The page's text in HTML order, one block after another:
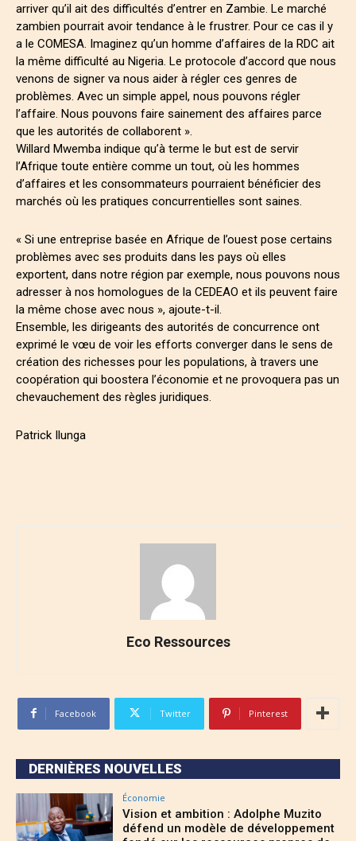
arriver qu’il ait des difficultés d’entrer en Zambie. Le marché
zambien pourrait avoir tendance à le frustrer. Pour ce cas il y
a le COMESA. Imaginez qu’un homme d’affaires de la RDC ait
la même difficulté au Nigeria. Le protocole d’accord que nous
venons de signer va nous aider à régler ces genres de
problèmes. Avec un simple appel, nous pouvons régler
l’affaire. Nous pouvons faire sainement des affaires parce
que les autorités de collaborent ».
Willard Mwemba indique qu’à terme le but est de servir
l’Afrique toute entière comme un tout, où les hommes
d’affaires et les consommateurs pourraient bénéficier des
marchés où les pratiques concurrentielles sont saines.
« Si une entreprise basée en Afrique de l’ouest pose certains
problèmes avec ses produits dans les pays où elles
exportent, dans notre région par exemple, nous pouvons nous
adresser à nos homologues de la CEDEAO et ils peuvent faire
la même chose avec nous », ajoute-t-il.
Ensemble, les dirigeants des autorités de concurrence ont
exprimé le vœu de voir les efforts converger dans le sens de
création des richesses pour les populations, à travers une
coopération qui boostera l’économie et ne provoquera pas un
chevauchement des règles juridiques.
Patrick Ilunga
Eco Ressources
Facebook Twitter Pinterest
DERNIÈRES NOUVELLES
Économie
Vision et ambition : Adolphe Muzito
défend un modèle de développement